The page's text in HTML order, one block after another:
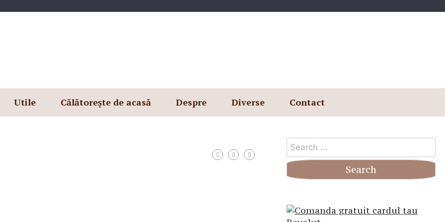
Utile Călătorește de acasă Despre Diverse Contact
Search
for: